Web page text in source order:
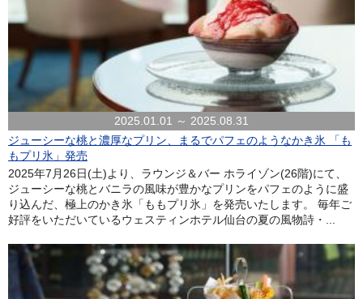
2025.01.01 ～ 2025.08.31
ジューシーな桃と濃厚なプリン、まるでパフェのようなかき氷 「も
もプリ氷」発売
2025年7月26日(土)より、ラウンジ＆バー ホライゾン(26階)にて、
ジューシーな桃とバニラの風味が豊かなプリンをパフェのように盛
り込んだ、極上のかき氷「ももプリ氷」を発売いたします。 毎年ご
好評をいただいているウェスティンホテル仙台の夏の風物詩・...